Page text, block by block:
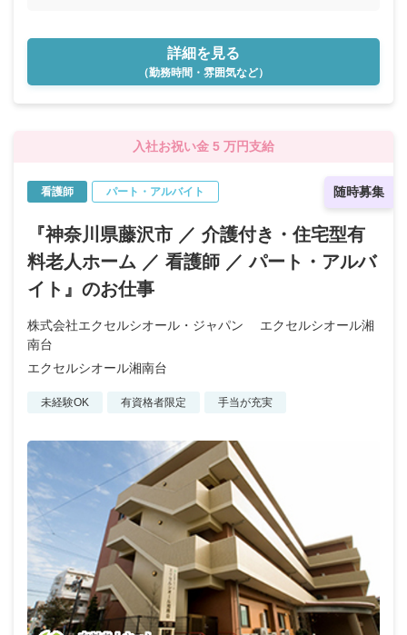
詳細を見る
（勤務時間・雰囲気など）
入社お祝い金 5 万円支給
随時募集
看護師 パート・アルバイト
『神奈川県藤沢市 ／ 介護付き・住宅型有
料老人ホーム ／ 看護師 ／ パート・アルバ
イト』のお仕事
株式会社エクセルシオール・ジャパン エクセルシオール湘
南台
エクセルシオール湘南台
未経験OK 有資格者限定 手当が充実